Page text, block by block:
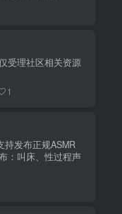
受理社区相关资源
1
持发布正规ASMR
：叫床、性过程声